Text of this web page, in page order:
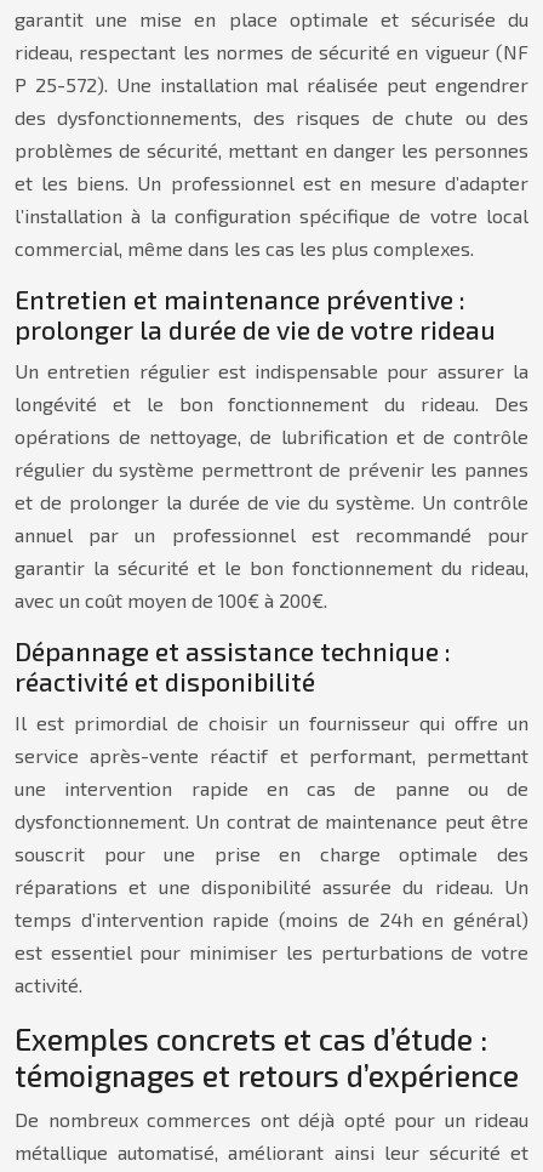
garantit une mise en place optimale et sécurisée du
rideau, respectant les normes de sécurité en vigueur (NF
P 25-572). Une installation mal réalisée peut engendrer
des dysfonctionnements, des risques de chute ou des
problèmes de sécurité, mettant en danger les personnes
et les biens. Un professionnel est en mesure d’adapter
l’installation à la configuration spécifique de votre local
commercial, même dans les cas les plus complexes.
Entretien et maintenance préventive :
prolonger la durée de vie de votre rideau
Un entretien régulier est indispensable pour assurer la
longévité et le bon fonctionnement du rideau. Des
opérations de nettoyage, de lubrification et de contrôle
régulier du système permettront de prévenir les pannes
et de prolonger la durée de vie du système. Un contrôle
annuel par un professionnel est recommandé pour
garantir la sécurité et le bon fonctionnement du rideau,
avec un coût moyen de 100€ à 200€.
Dépannage et assistance technique :
réactivité et disponibilité
Il est primordial de choisir un fournisseur qui offre un
service après-vente réactif et performant, permettant
une intervention rapide en cas de panne ou de
dysfonctionnement. Un contrat de maintenance peut être
souscrit pour une prise en charge optimale des
réparations et une disponibilité assurée du rideau. Un
temps d’intervention rapide (moins de 24h en général)
est essentiel pour minimiser les perturbations de votre
activité.
Exemples concrets et cas d’étude :
témoignages et retours d’expérience
De nombreux commerces ont déjà opté pour un rideau
métallique automatisé, améliorant ainsi leur sécurité et